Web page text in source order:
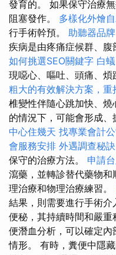
發育的。 如果保守治療
阻塞發作。 多樣化外燴
行手術幹預。 助聽器品牌
疾病是由疼痛症候群、腹
如何挑選SEO關鍵字 白蟻
現噁心、嘔吐、頭痛、煩
粗大的有效解決方案，重
椎變性伴隨心跳加快、
的情況下，可能會形成、
中心住幾天 找專業會計
會服務安排 外遇調查秘訣
保守的治療方法。 申請
瀉藥，並轉診替代藥物和
理治療和物理治療練習。
結果，則需要進行手術介
便秘，其持續時間和嚴
便潛血分析，可以確定
情形。 有時，糞便中隱